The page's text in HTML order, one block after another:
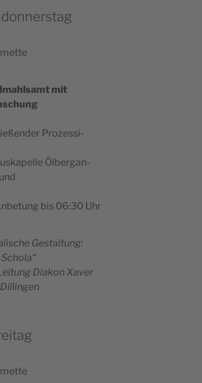
mit
Pro­zes­si­
Ölber­g­an­
bis 06:30 Uhr
Gestal­tung:
Dia­kon Xaver